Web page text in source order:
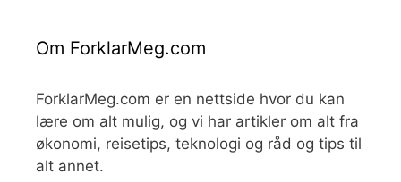
Om ForklarMeg.com
ForklarMeg.com er en nettside hvor du kan
lære om alt mulig, og vi har artikler om alt fra
økonomi, reisetips, teknologi og råd og tips til
alt annet.